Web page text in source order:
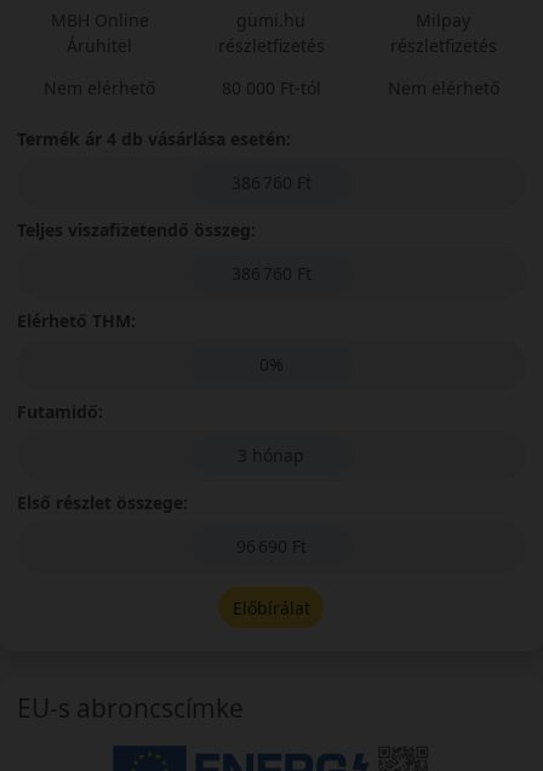
MBH Online
Áruhitel
Nem elérhető
gumi.hu
részletfizetés
80 000 Ft-tól
Milpay
részletfizetés
Nem elérhető
Termék ár 4 db vásárlása esetén:
386 760 Ft
Teljes viszafizetendő összeg:
386 760 Ft
Elérhető THM:
0%
Futamidő:
3 hónap
Első részlet összege:
96 690 Ft
Előbírálat
EU-s abroncscímke